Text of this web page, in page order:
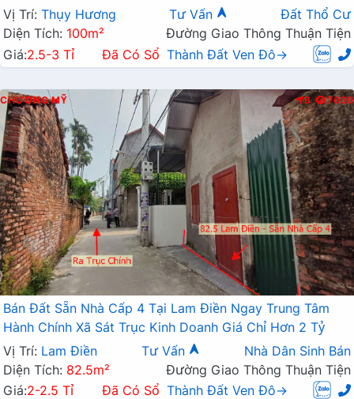
Vị Trí: Thụy Hương Tư Vấn
Đất Thổ Cư
Diện Tích: 100m²
Đường Giao Thông Thuận Tiện
Giá:2.5-3 Tỉ Đã Có Sổ Thành Đất Ven Đô→
CHƯƠNG MỸ B 7030
Bán Đất Sẵn Nhà Cấp 4 Tại Lam Điền Ngay Trung Tâm
Hành Chính Xã Sát Trục Kinh Doanh Giá Chỉ Hơn 2 Tỷ
Vị Trí: Lam Điền Tư Vấn
Nhà Dân Sinh Bán
Diện Tích: 82.5m²
Đường Giao Thông Thuận Tiện
Giá:2-2.5 Tỉ Đã Có Sổ Thành Đất Ven Đô→